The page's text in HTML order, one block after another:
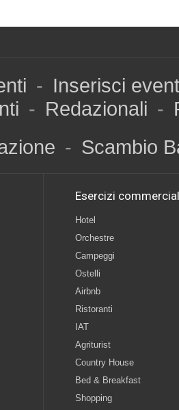
- Inserisci
- Redazionali -
- Scambio
Esercizi
Hotel
Orchestre
Campeggi
Ostelli
Airbnb
Ristoranti
IAT
Agriturist
Country House
Bed & Breakfast
Shopping